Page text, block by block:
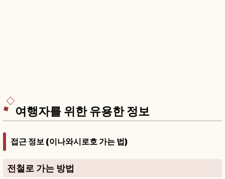
여행자를 위한 유용한 정보
접근 정보 (이나와시로호 가는 법)
전철로 가는 방법